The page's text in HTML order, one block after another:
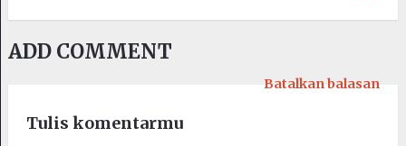
ADD COMMENT
Tulis komentarmu
Batalkan balasan